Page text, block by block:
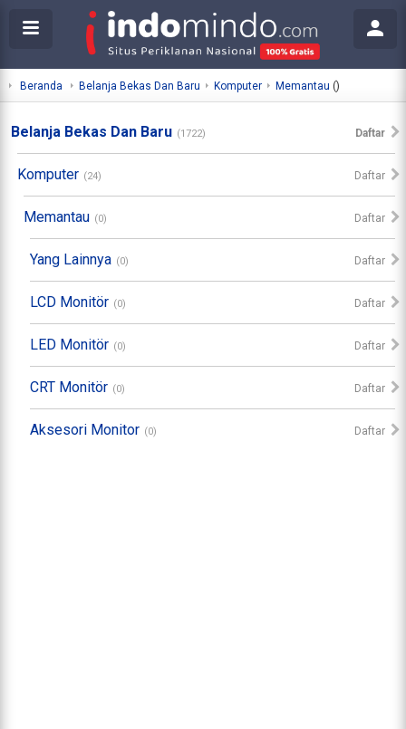
Beranda Belanja Bekas Dan Baru Komputer Memantau ()
Belanja Bekas Dan Baru (1722) Daftar
Komputer (24) Daftar
Memantau (0) Daftar
Yang Lainnya (0) Daftar
LCD Monitör (0) Daftar
LED Monitör (0) Daftar
CRT Monitör (0) Daftar
Aksesori Monitor (0) Daftar